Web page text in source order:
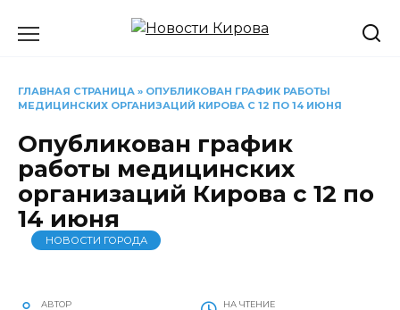
ГЛАВНАЯ СТРАНИЦА » ОПУБЛИКОВАН ГРАФИК РАБОТЫ
МЕДИЦИНСКИХ ОРГАНИЗАЦИЙ КИРОВА С 12 ПО 14 ИЮНЯ
Опубликован график
работы медицинских
организаций Кирова с 12 по
14 июня
НОВОСТИ ГОРОДА
АВТОР НА ЧТЕНИЕ